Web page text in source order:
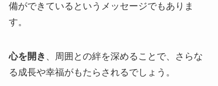
備ができているというメッセージでもありま
す。
心を開き 、周囲との絆を深めることで、さらな
る成長や幸福がもたらされるでしょう。